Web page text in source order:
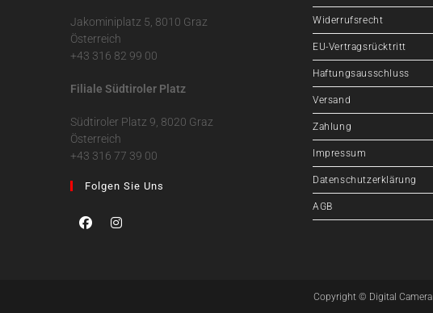
Jakominiplatz 5, 8010 Graz
Österreich
+43 316 82 99 00
Filiale Südtiroler Platz
Südtiroler Platz 9, 8020 Graz
Österreich
+43 316 77 39 00
Folgen Sie Uns
Widerrufsrecht
EU-Vertragsrücktritt
Haftungsausschluss
Versand
Zahlung
Impressum
Datenschutzerklärung
AGB
Copyright © Digital Camera